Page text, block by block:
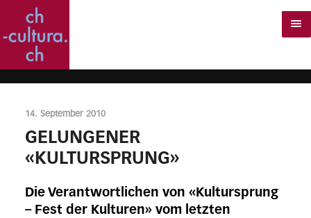
14. September 2010
GELUNGENER
«KULTURSPRUNG»
Die Verantwortlichen von «Kultursprung
– Fest der Kulturen» vom letzten